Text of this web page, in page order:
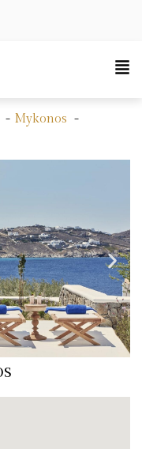
Mykonos